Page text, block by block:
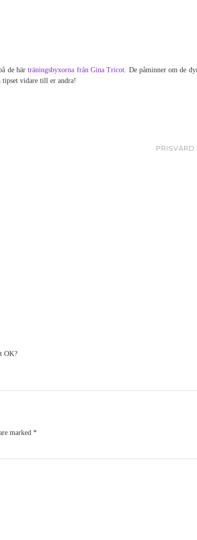
de här träningsbyxorna från Gina Tricot. De påminner om de
tipset vidare till er andra!
PRISVÄRD
OK?
marked *